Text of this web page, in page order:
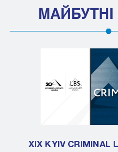
XIX KYIV CRIMINAL